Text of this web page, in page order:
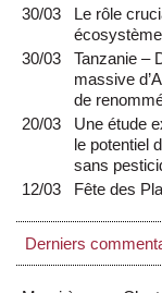
30/03
Le rôle
30/03
Tanzanie –
massive
de
20/03
Une étude
le potentiel
sans
12/03
Fête des
Derniers